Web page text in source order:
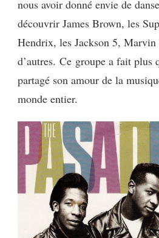
nous avoir donné envie de
découvrir James Brown, les
Hendrix, les Jackson 5, Marvin
d’autres. Ce groupe a fait plus
partagé son amour de la
monde entier.